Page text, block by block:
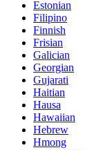
Estonian
Filipino
Finnish
Frisian
Galician
Georgian
Gujarati
Haitian
Hausa
Hawaiian
Hebrew
Hmong